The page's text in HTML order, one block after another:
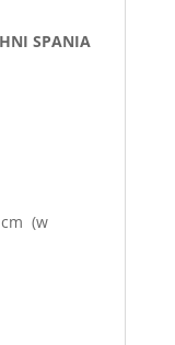
SPANIA
cm (w